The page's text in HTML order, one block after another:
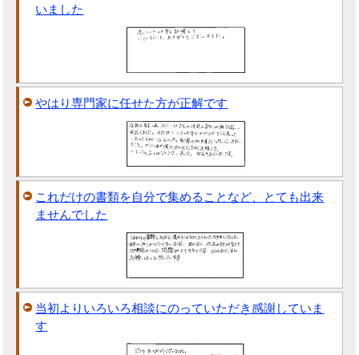
いました
やはり専門家に任せた方が正解です
これだけの書類を自分で集めることなど、とても出来
ませんでした
当初よりいろいろ相談にのっていただき感謝していま
す